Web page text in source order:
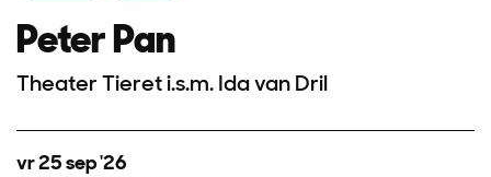
Peter Pan
Theater Tieret i.s.m. Ida van Dril
vr 25 sep '26